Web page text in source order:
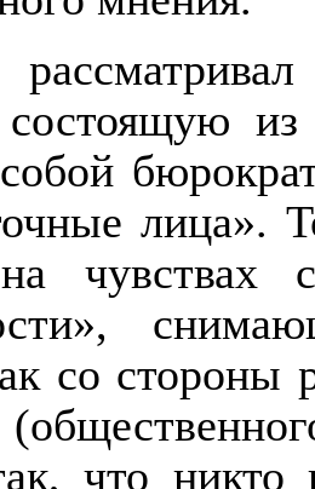
состоящую из
лица».
чувствах
со стороны
что